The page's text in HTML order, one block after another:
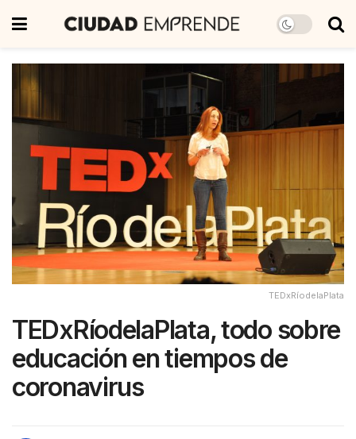
TEDxRíodelaPlata
TEDxRíodelaPlata, todo sobre
educación en tiempos de
coronavirus